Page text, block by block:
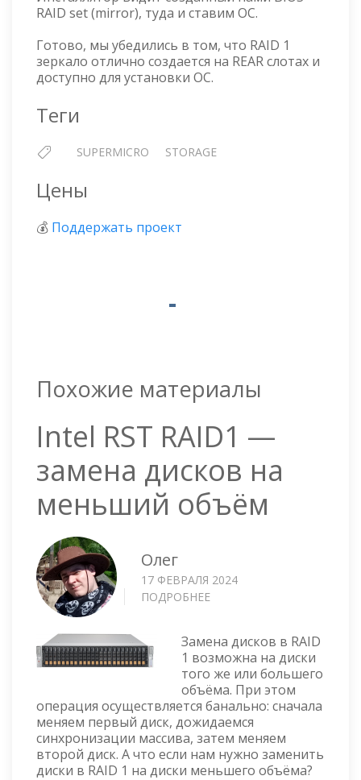
RAID set (mirror), туда и ставим ОС.
Готово, мы убедились в том, что RAID 1
зеркало отлично создается на REAR слотах и
доступно для установки ОС.
Теги
SUPERMICRO STORAGE
Цены
💰 Поддержать проект
Похожие материалы
Intel RST RAID1 —
замена дисков на
меньший объём
Олег
17 ФЕВРАЛЯ 2024
ПОДРОБНЕЕ
RAID1
—
ЗАМЕНА
ДИСКОВ
НА
МЕНЬШИЙ
ОБЪЁМ
Замена дисков в RAID
1 возможна на диски
того же или большего
объёма. При этом
операция осуществляется банально: сначала
меняем первый диск, дожидаемся
синхронизации массива, затем меняем
второй диск. А что если нам нужно заменить
диски в RAID 1 на диски меньшего объёма?